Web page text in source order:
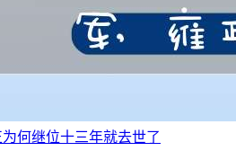
何继位十三年就去世了